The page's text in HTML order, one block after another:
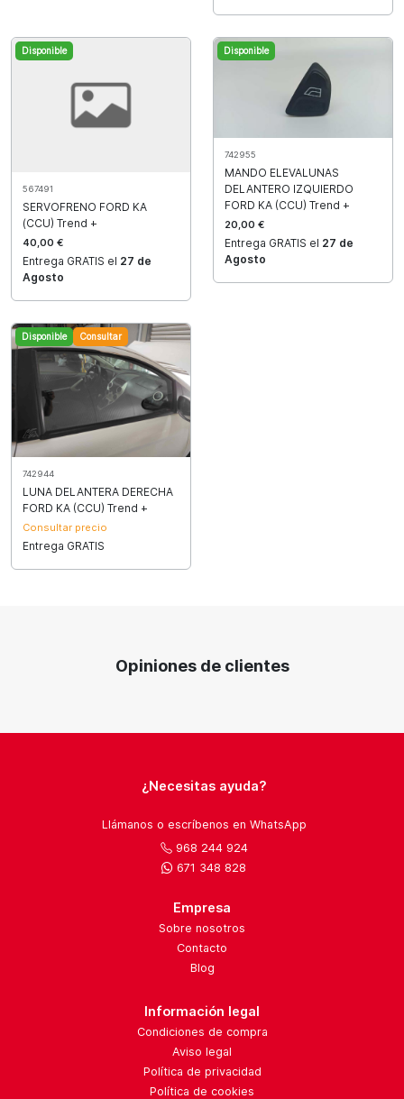
Disponible
567491
SERVOFRENO FORD KA
(CCU) Trend +
40,00 €
Entrega GRATIS el 27 de
Agosto
Disponible
742955
MANDO ELEVALUNAS
DELANTERO IZQUIERDO
FORD KA (CCU) Trend +
20,00 €
Entrega GRATIS el 27 de
Agosto
Disponible Consultar
742944
LUNA DELANTERA DERECHA
FORD KA (CCU) Trend +
Consultar precio
Entrega GRATIS
Opiniones de clientes
¿Necesitas ayuda?
Llámanos o escríbenos en WhatsApp
968 244 924
671 348 828
Empresa
Sobre nosotros
Contacto
Blog
Información legal
Condiciones de compra
Aviso legal
Política de privacidad
Política de cookies